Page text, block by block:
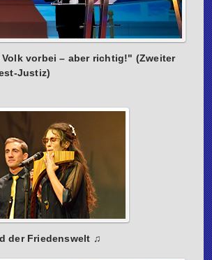
Volk vorbei – aber richtig!" (Zweiter
Justiz)
der Friedenswelt ♫